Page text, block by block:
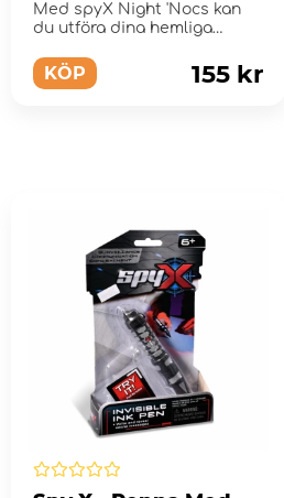
Med spyX Night 'Nocs kan
du utföra dina hemliga
KÖP 155 kr